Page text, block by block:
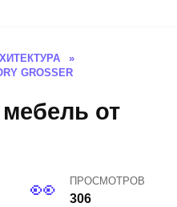
»
GROSSER
от
ПРОСМОТРОВ
306